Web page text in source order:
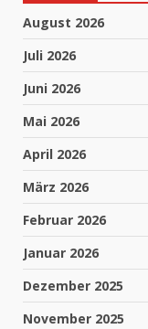
August 2026
Juli 2026
Juni 2026
Mai 2026
April 2026
März 2026
Februar 2026
Januar 2026
Dezember 2025
November 2025